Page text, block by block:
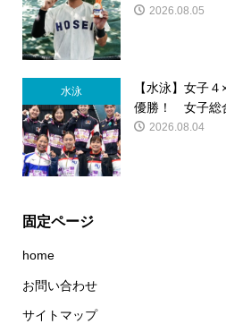
2026.08.05
水泳
【水泳】女子
優勝！ 女子総
2026.08.04
固定ページ
home
お問い合わせ
サイトマップ